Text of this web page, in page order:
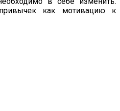
привычек как мотивацию к